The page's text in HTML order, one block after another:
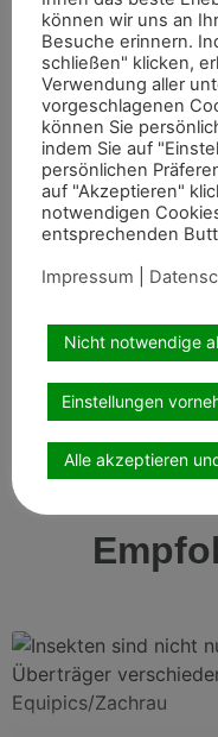
sicherten sich Rang
Mandia gesattelt, mit
an siebter Stelle
des 5*CSI
vier.
Foto: FEI / Leanjo de
können wir uns an
Besuche erinnern.
schließen" klicken,
Verwendung aller
vorgeschlagenen
können Sie
indem Sie auf
persönlichen
auf "Akzeptieren"
notwendigen
entsprechenden
Impressum
Nicht notwendige
Einstellungen
Alle akzeptieren